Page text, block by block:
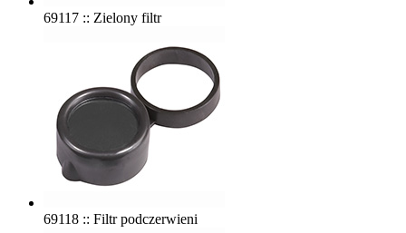
69117 :: Zielony filtr
69118 :: Filtr podczerwieni